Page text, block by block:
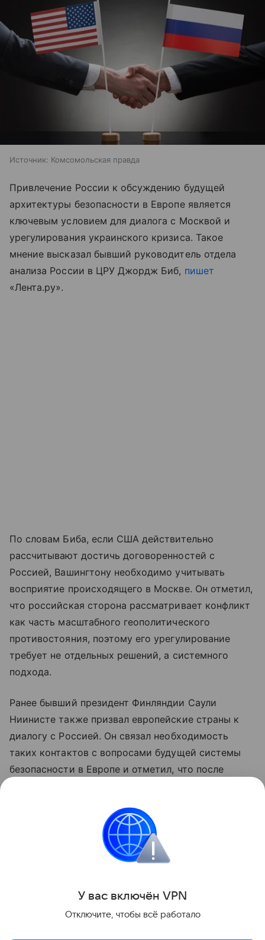
Источник: Комсомольская правда
Привлечение России к обсуждению будущей
архитектуры безопасности в Европе является
ключевым условием для диалога с Москвой и
урегулирования украинского кризиса. Такое
мнение высказал бывший руководитель отдела
анализа России в ЦРУ Джордж Биб, пишет
«Лента.ру».
По словам Биба, если США действительно
рассчитывают достичь договоренностей с
Россией, Вашингтону необходимо учитывать
восприятие происходящего в Москве. Он отметил,
что российская сторона рассматривает конфликт
как часть масштабного геополитического
противостояния, поэтому его урегулирование
требует не отдельных решений, а системного
подхода.
Ранее бывший президент Финляндии Саули
Ниинисте также призвал европейские страны к
диалогу с Россией. Он связал необходимость
таких контактов с вопросами будущей системы
безопасности в Европе и отметил, что после
враждебной границы.
Россия Внешняя политика
Поделиться
У вас включён VPN
Отключите, чтобы всё работало